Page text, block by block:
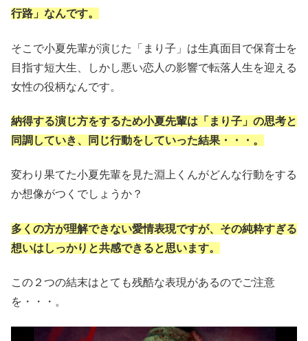
行路」なんです。
そこで小夏先輩が演じた「まり子」は生真面目で保育士を
目指す短大生、しかし悪い恋人の影響で転落人生を迎える
女性の役柄なんです。
納得する演じ方をするため小夏先輩は「まり子」の思考と
同調していき、同じ行動をしていった結果・・・。
変わり果てた小夏先輩を見た淵上くんがどんな行動をする
か想像がつくでしょうか？
多くの方が理解できない愛情表現ですが、その純粋すぎる
想いはしっかりと共感できると思います。
この２つの結末はとても残酷な表現があるのでご注意
を・・・。